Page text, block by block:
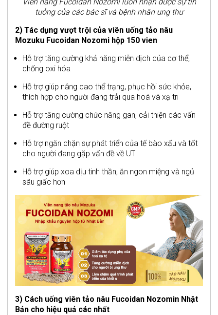
tưởng của các bác sĩ và bệnh nhân ung thư
2) Tác dụng vượt trội của viên uống tảo nâu
Mozuku Fucoidan Nozomi hộp 150 vien
Hỗ trợ tăng cường khả năng miễn dịch của cơ thể,
chống oxi hóa
Hỗ trợ giúp nâng cao thể trạng, phục hồi sức khỏe,
thích hợp cho người đang trải qua hoá và xạ tri
Hỗ trợ tăng cường chức năng gan, cải thiện các vấn
đề đường ruột
Hỗ trợ ngăn chặn sự phát triển của tế bào xấu và tốt
cho người đang gặp vấn đề về UT
Hỗ trợ giúp xoa dịu tinh thần, ăn ngon miệng và ngủ
sâu giấc hơn
3) Cách uống viên tảo nâu Fucoidan Nozomin Nhật
Bản cho hiệu quả các nhất